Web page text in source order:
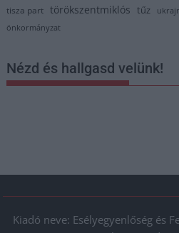
tisza part törökszentmiklós tűz
önkormányzat
Nézd és hallgasd velünk!
Kiadó neve: Esélyegyenlőség és